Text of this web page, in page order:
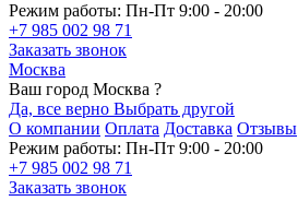
Режим работы: Пн-Пт 9:00 - 20:00
+7 985 002 98 71
Заказать звонок
Москва
Ваш город Москва ?
Да, все верно Выбрать другой
О компании Оплата Доставка Отзывы
Режим работы: Пн-Пт 9:00 - 20:00
+7 985 002 98 71
Заказать звонок